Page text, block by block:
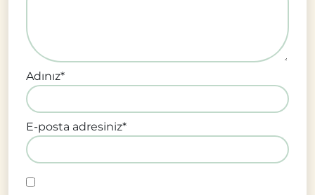
Adınız*
E-posta adresiniz*